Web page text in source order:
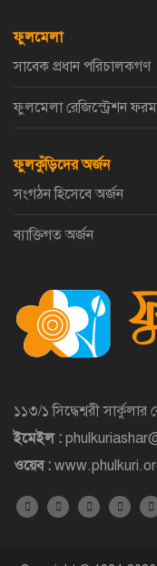
ফুলমেলা
সাবেক প্রধান পরিচালকগণ
ফুলমেলা রেজিস্ট্রেশন ফরম
ফুলকুঁড়িদের অর্জন
সংগঠন হিসেবে অর্জন
ব্যাক্তিগত অর্জন
১১৩/১ সিদ্ধেশ্বরী
ইমেইল :
ওয়েব :